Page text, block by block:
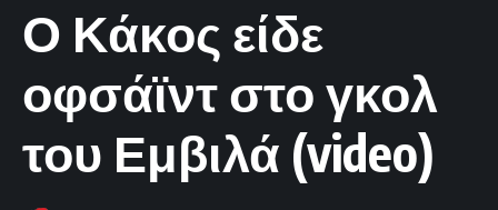
Ο Κάκος είδε
οφσάϊντ στο γκολ
του Εμβιλά (video)